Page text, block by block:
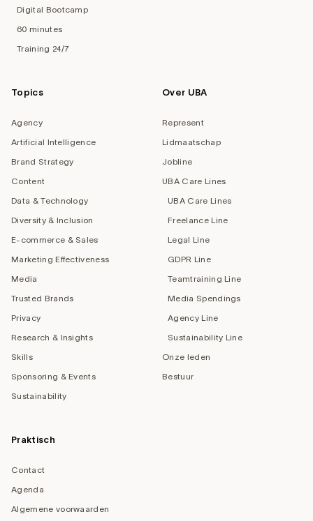
Digital Bootcamp
60 minutes
Training 24/7
Topics
Agency
Artificial Intelligence
Brand Strategy
Content
Data & Technology
Diversity & Inclusion
E-commerce & Sales
Marketing Effectiveness
Media
Trusted Brands
Privacy
Research & Insights
Skills
Sponsoring & Events
Sustainability
Over UBA
Represent
Lidmaatschap
Jobline
UBA Care Lines
UBA Care Lines
Freelance Line
Legal Line
GDPR Line
Teamtraining Line
Media Spendings
Agency Line
Sustainability Line
Onze leden
Bestuur
Praktisch
Contact
Agenda
Algemene voorwaarden